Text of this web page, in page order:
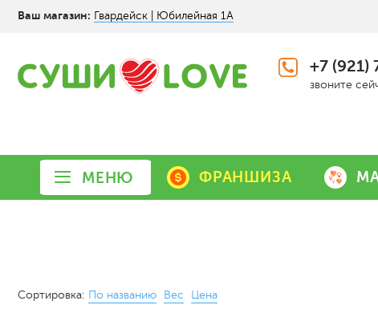
Ваш магазин: Гвардейск | Юбилейная 1А
+7 (921)
звоните
МЕНЮ ФРАНШИЗА
Сортировка: По названию Вес Цена